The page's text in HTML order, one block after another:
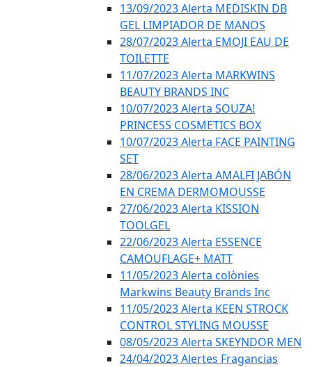
13/09/2023 Alerta MEDISKIN DB
GEL LIMPIADOR DE MANOS
28/07/2023 Alerta EMOJI EAU DE
TOILETTE
11/07/2023 Alerta MARKWINS
BEAUTY BRANDS INC
10/07/2023 Alerta SOUZA!
PRINCESS COSMETICS BOX
10/07/2023 Alerta FACE PAINTING
SET
28/06/2023 Alerta AMALFI JABÓN
EN CREMA DERMOMOUSSE
27/06/2023 Alerta KISSION
TOOLGEL
22/06/2023 Alerta ESSENCE
CAMOUFLAGE+ MATT
11/05/2023 Alerta colònies
Markwins Beauty Brands Inc
11/05/2023 Alerta KEEN STROCK
CONTROL STYLING MOUSSE
08/05/2023 Alerta SKEYNDOR MEN
24/04/2023 Alertes Fragancias